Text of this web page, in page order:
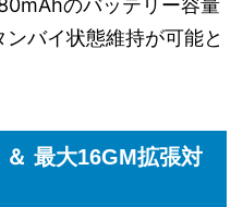
のバッテリー容量
バイ状態維持が可能と
最大16GM拡張対